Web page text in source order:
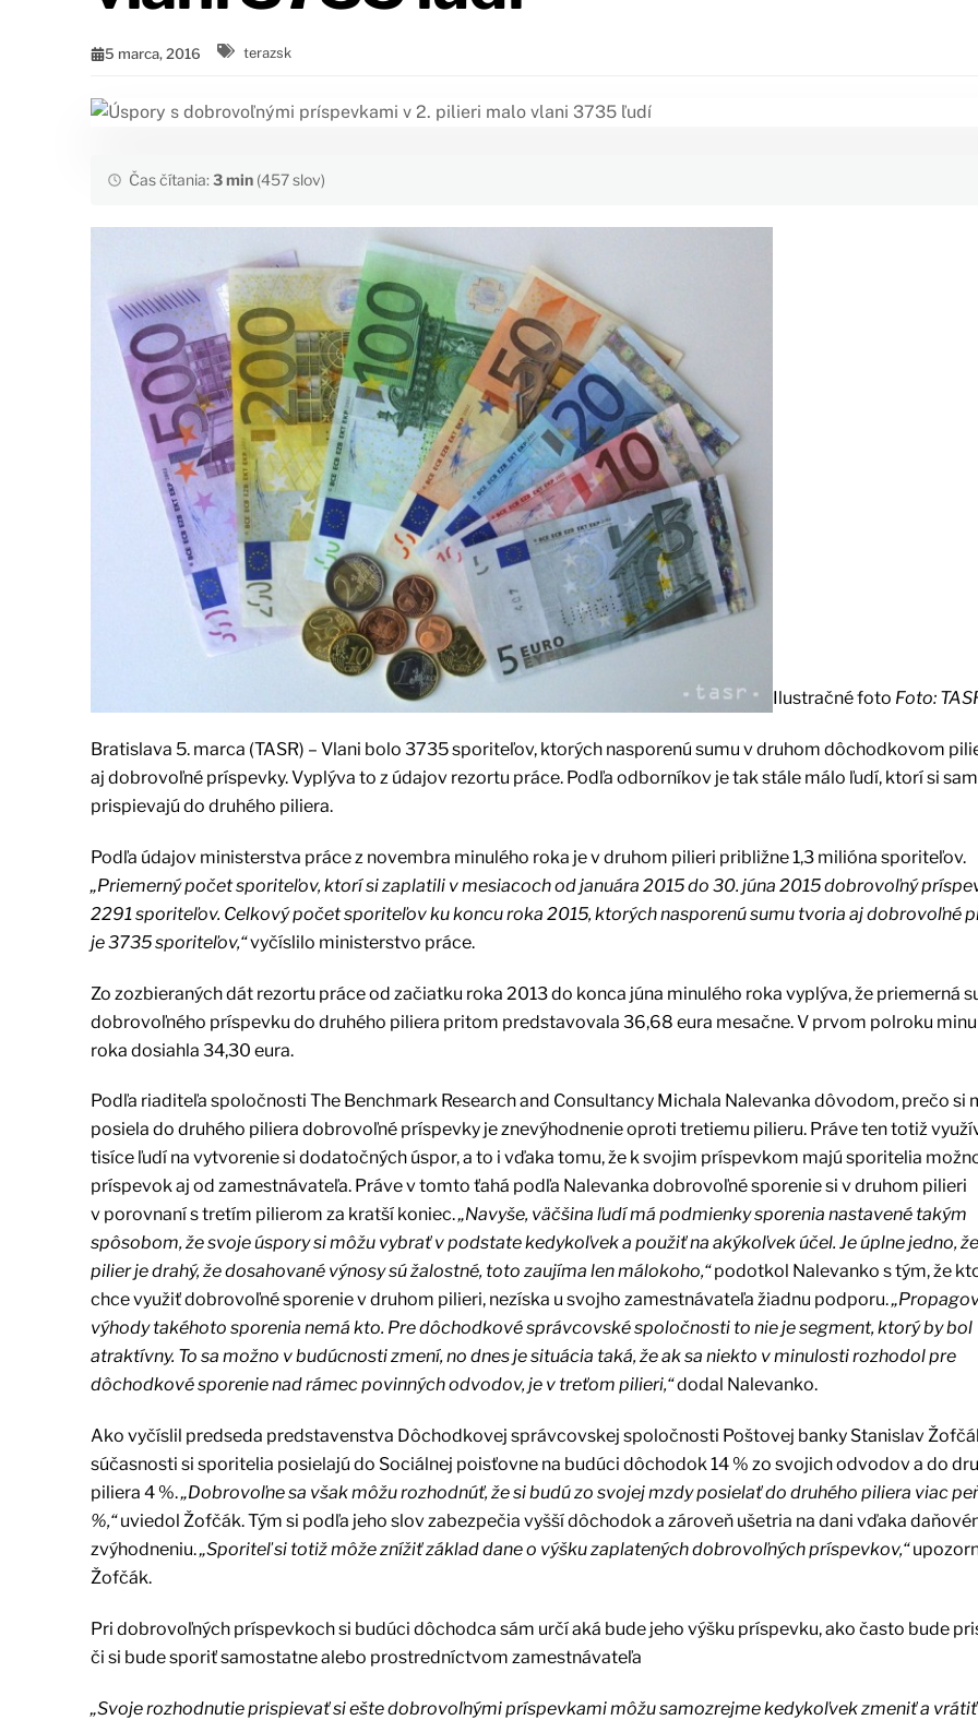
5 marca, 2016 terazsk
Čas čítania:3 min(457 slov)
Ilustračné foto Foto:
Bratislava 5. marca (TASR) – Vlani bolo 3735 sporiteľov, ktorých nasporenú sumu v druhom dôchodkovom
aj dobrovoľné príspevky. Vyplýva to z údajov rezortu práce. Podľa odborníkov je tak stále málo ľudí, ktorí si
prispievajú do druhého piliera.
Podľa údajov ministerstva práce z novembra minulého roka je v druhom pilieri približne 1,3 milióna sporiteľov.
„Priemerný počet sporiteľov, ktorí si zaplatili v mesiacoch od januára 2015 do 30. júna 2015 dobrovoľný
2291 sporiteľov. Celkový počet sporiteľov ku koncu roka 2015, ktorých nasporenú sumu tvoria aj dobrovoľné
je 3735 sporiteľov,“vyčíslilo ministerstvo práce.
Zo zozbieraných dát rezortu práce od začiatku roka 2013 do konca júna minulého roka vyplýva, že priemerná
dobrovoľného príspevku do druhého piliera pritom predstavovala 36,68 eura mesačne. V prvom polroku
roka dosiahla 34,30 eura.
Podľa riaditeľa spoločnosti The Benchmark Research and Consultancy Michala Nalevanka dôvodom, prečo si
posiela do druhého piliera dobrovoľné príspevky je znevýhodnenie oproti tretiemu pilieru. Práve ten totiž
tisíce ľudí na vytvorenie si dodatočných úspor, a to i vďaka tomu, že k svojim príspevkom majú sporitelia
príspevok aj od zamestnávateľa. Práve v tomto ťahá podľa Nalevanka dobrovoľné sporenie si v druhom pilieri
v porovnaní s tretím pilierom za kratší koniec.„Navyše, väčšina ľudí má podmienky sporenia nastavené takým
spôsobom, že svoje úspory si môžu vybrať v podstate kedykoľvek a použiť na akýkoľvek účel. Je úplne jedno,
pilier je drahý, že dosahované výnosy sú žalostné, toto zaujíma len málokoho,“podotkol Nalevanko s tým, že
chce využiť dobrovoľné sporenie v druhom pilieri, nezíska u svojho zamestnávateľa žiadnu podporu.
výhody takéhoto sporenia nemá kto. Pre dôchodkové správcovské spoločnosti to nie je segment, ktorý by bol
atraktívny. To sa možno v budúcnosti zmení, no dnes je situácia taká, že ak sa niekto v minulosti rozhodol pre
dôchodkové sporenie nad rámec povinných odvodov, je v treťom pilieri,“dodal Nalevanko.
Ako vyčíslil predseda predstavenstva Dôchodkovej správcovskej spoločnosti Poštovej banky Stanislav
súčasnosti si sporitelia posielajú do Sociálnej poisťovne na budúci dôchodok 14 % zo svojich odvodov a do
piliera 4 %.„Dobrovoľne sa však môžu rozhodnúť, že si budú zo svojej mzdy posielať do druhého piliera viac
%,“uviedol Žofčák. Tým si podľa jeho slov zabezpečia vyšší dôchodok a zároveň ušetria na dani vďaka
zvýhodneniu.„Sporiteľ si totiž môže znížiť základ dane o výšku zaplatených dobrovoľných príspevkov,“
Žofčák.
Pri dobrovoľných príspevkoch si budúci dôchodca sám určí aká bude jeho výšku príspevku, ako často bude
či si bude sporiť samostatne alebo prostredníctvom zamestnávateľa
„Svoje rozhodnutie prispievať si ešte dobrovoľnými príspevkami môžu samozrejme kedykoľvek zmeniť a vrátiť